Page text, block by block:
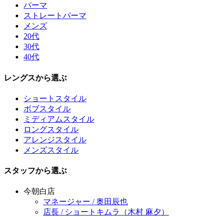
パーマ
ストレートパーマ
メンズ
20代
30代
40代
レングスから選ぶ
ショートスタイル
ボブスタイル
ミディアムスタイル
ロングスタイル
アレンジスタイル
メンズスタイル
スタッフから選ぶ
今朝白店
マネージャー / 奥田辰也
店長 / ショートキムラ（木村 麻夕）